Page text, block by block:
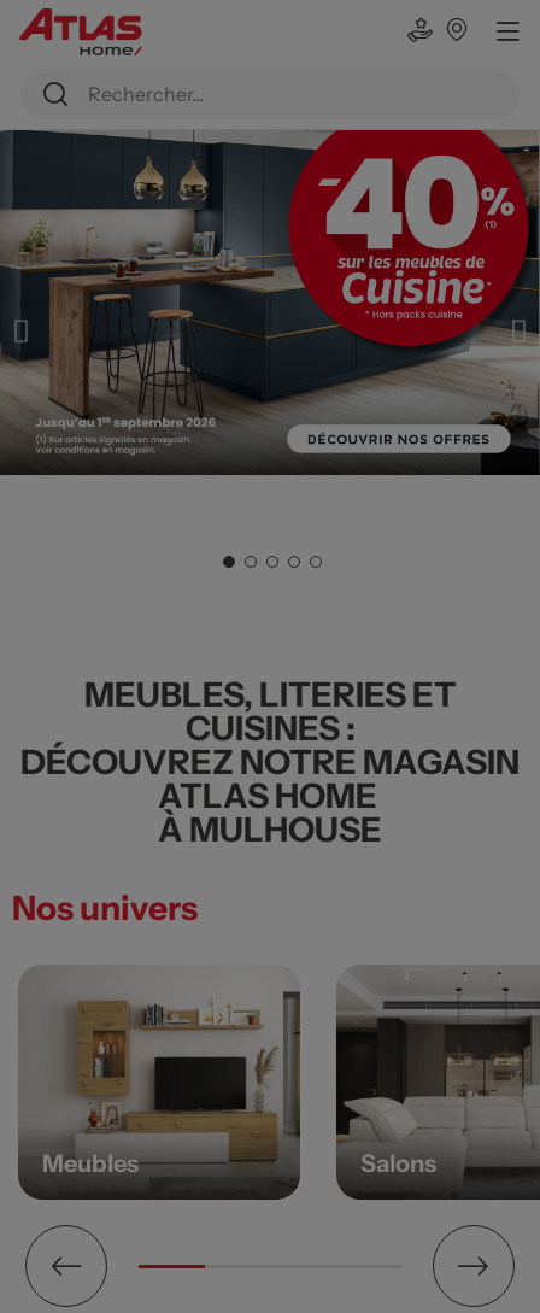
MEUBLES, LITERIES ET
CUISINES :
DÉCOUVREZ NOTRE MAGASIN
ATLAS HOME
À MULHOUSE
Nos univers
Meubles Salons